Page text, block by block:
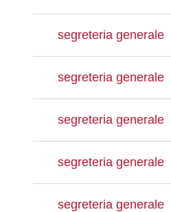
segreteria generale
segreteria generale
segreteria generale
segreteria generale
segreteria generale